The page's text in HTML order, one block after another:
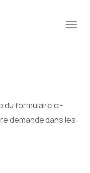
Menu
du formulaire ci-
demande dans les
Close